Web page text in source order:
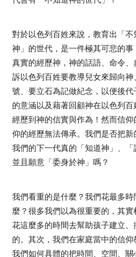
對於以色列百姓來說，教育出「
神」的世代，是一件極其可悲的
真實的經歷神，神的話語、命令
訴以色列百姓要教導兒女來歸向
號、要立石為記做紀念，以便後
的意涵以及藉著回顧神在以色列
經歷到神的信實與作為！然而信
仰的經歷無法傳承。我們是否把新
我們的下一代真的「知道神」、「
並且願意「委身於神」嗎？
我們看重的是什麼？我們花最多
麼？很多我們以為很重要的，其
花這麼多的時間去幫助孩子建立
的。其次，我們在家庭當中的信
我們如何具體的把時間、空間、